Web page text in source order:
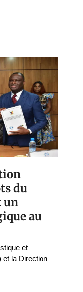
du
un
au
et
et la Direction